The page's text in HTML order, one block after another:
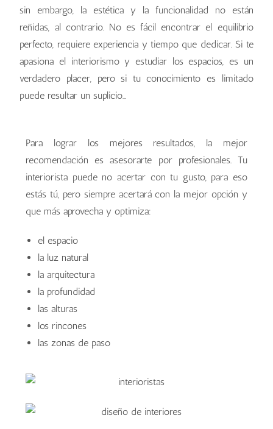
sin embargo, la estética y la funcionalidad no están
reñidas, al contrario. No es fácil encontrar el equilibrio
perfecto, requiere experiencia y tiempo que dedicar. Si te
apasiona el interiorismo y estudiar los espacios, es un
verdadero placer, pero si tu conocimiento es limitado
puede resultar un suplicio…
Para lograr los mejores resultados, la mejor
recomendación es asesorarte por profesionales. Tu
interiorista puede no acertar con tu gusto, para eso
estás tú, pero siempre acertará con la mejor opción y
que más aprovecha y optimiza:
el espacio
la luz natural
la arquitectura
la profundidad
las alturas
los rincones
las zonas de paso